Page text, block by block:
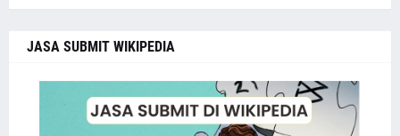
JASA SUBMIT WIKIPEDIA